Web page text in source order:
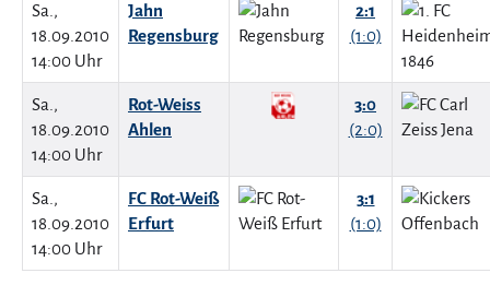
Sa.,
18.09.2010
14:00 Uhr
Jahn
Regensburg
2:1
(1:0)
Sa.,
18.09.2010
14:00 Uhr
Rot-Weiss
Ahlen
3:0
(2:0)
Sa.,
18.09.2010
14:00 Uhr
FC Rot-Weiß
Erfurt
3:1
(1:0)